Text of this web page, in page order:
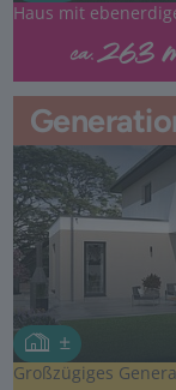
Haus mit
ca.263
Großzügiges